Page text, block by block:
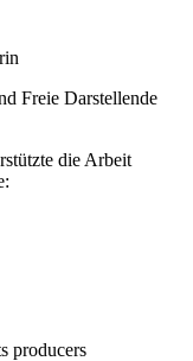
Freie Darstellende
die Arbeit
producers